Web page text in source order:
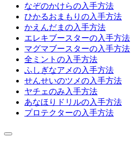
なぞのかけらの入手方法
ひかるおまもりの入手方法
かえんだまの入手方法
エレキブースターの入手方法
マグマブースターの入手方法
全ミントの入手方法
ふしぎなアメの入手方法
せんせいのツメの入手方法
ヤチェのみ入手方法
あなほりドリルの入手方法
プロテクターの入手方法